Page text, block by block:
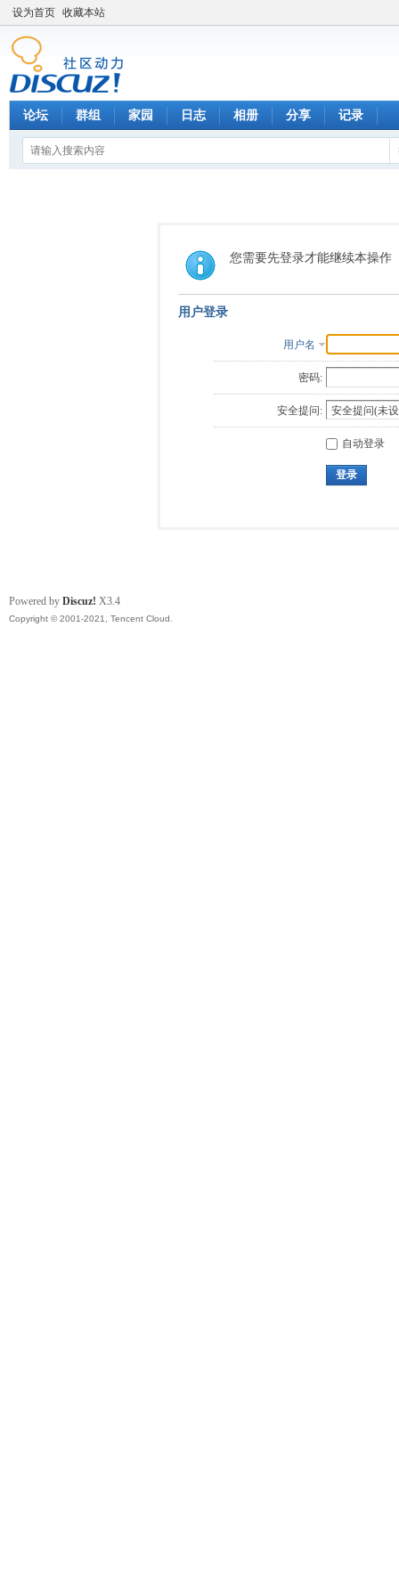
设为首页 收藏本站
论坛 群组 家园 日志 相册 分享 记录
您需要先登录才能继续本操作
用户登录
用户名
密码:
安全提问:
自动登录
登录
Powered by Discuz! X3.4
Copyright © 2001-2021, Tencent Cloud.